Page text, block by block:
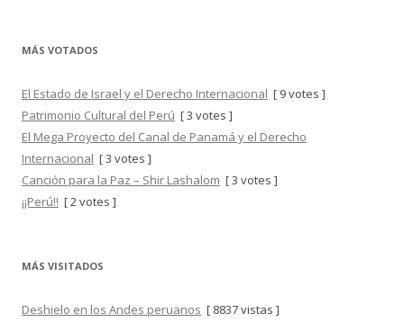
MÁS VOTADOS
El Estado de Israel y el Derecho Internacional [ 9 votes ]
Patrimonio Cultural del Perú [ 3 votes ]
El Mega Proyecto del Canal de Panamá y el Derecho
Internacional [ 3 votes ]
Canción para la Paz – Shir Lashalom [ 3 votes ]
¡¡Perú!! [ 2 votes ]
MÁS VISITADOS
Deshielo en los Andes peruanos [ 8837 vistas ]